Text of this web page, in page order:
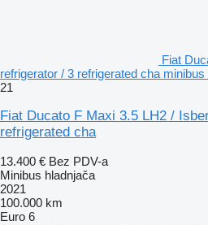
Fiat
refrigerator / 3 refrigerated cha minibus
21
Fiat Ducato F Maxi 3.5 LH2 /
refrigerated cha
13.400 € Bez PDV-a
Minibus hladnjača
2021
100.000 km
Euro 6